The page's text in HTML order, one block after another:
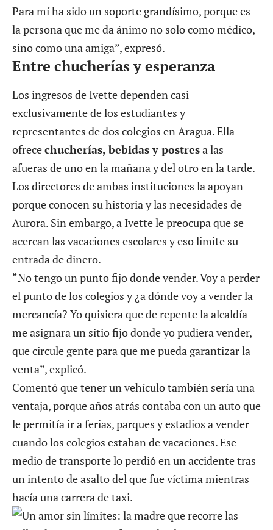
Para mí ha sido un soporte grandísimo, porque es
la persona que me da ánimo no solo como médico,
sino como una amiga”, expresó.
Entre chucherías y esperanza
Los ingresos de Ivette dependen casi
exclusivamente de los estudiantes y
representantes de dos colegios en Aragua. Ella
ofrecechucherías, bebidas y postresa las
afueras de uno en la mañana y del otro en la tarde.
Los directores de ambas instituciones la apoyan
porque conocen su historia y las necesidades de
Aurora. Sin embargo, a Ivette le preocupa que se
acercan las vacaciones escolares y eso limite su
entrada de dinero.
“No tengo un punto fijo donde vender. Voy a perder
el punto de los colegios y ¿a dónde voy a vender la
mercancía? Yo quisiera que de repente la alcaldía
me asignara un sitio fijo donde yo pudiera vender,
que circule gente para que me pueda garantizar la
venta”, explicó.
Comentó que tener un vehículo también sería una
ventaja, porque años atrás contaba con un auto que
le permitía ir a ferias, parques y estadios a vender
cuando los colegios estaban de vacaciones. Ese
medio de transporte lo perdió en un accidente tras
un intento de asalto del que fue víctima mientras
hacía una carrera de taxi.